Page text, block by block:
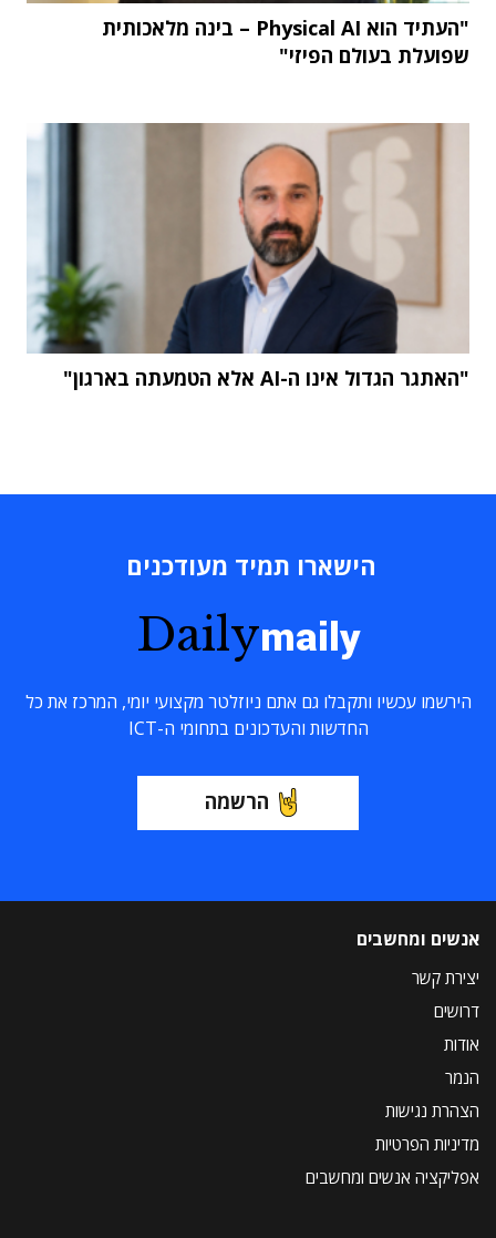
"העתיד הוא Physical AI – בינה מלאכותית
שפועלת בעולם הפיזי"
"האתגר הגדול אינו ה-AI אלא הטמעתה בארגון"
הישארו תמיד מעודכנים
Dailymaily
הירשמו עכשיו ותקבלו גם אתם ניוזלטר מקצועי יומי, המרכז את כל
החדשות והעדכונים בתחומי ה-ICT
הרשמה
אנשים ומחשבים
יצירת קשר
דרושים
אודות
הנמר
הצהרת נגישות
מדיניות הפרטיות
אפליקציה אנשים ומחשבים